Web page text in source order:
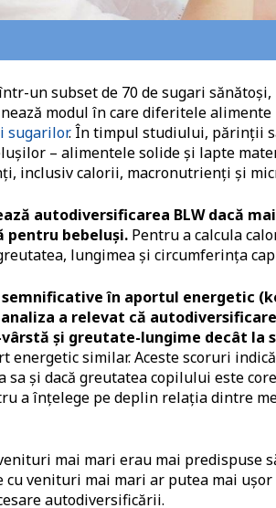
un subset de 70 de sugari
modul în care diferitele
sugarilor. În timpul studiului, părinții
– alimentele solide și lapte
inclusiv calorii, macronutrienți și
autodiversificarea BLW dacă
pentru bebeluși. Pentru a calcula
lungimea și circumferința
în aportul energetic
a relevat că
și greutate-lungime decât la
energetic similar. Aceste scoruri
sa și dacă greutatea copilului este
a înțelege pe deplin relația dintre
mai mari erau mai predispuse
venituri mai mari ar putea mai
autodiversificării.